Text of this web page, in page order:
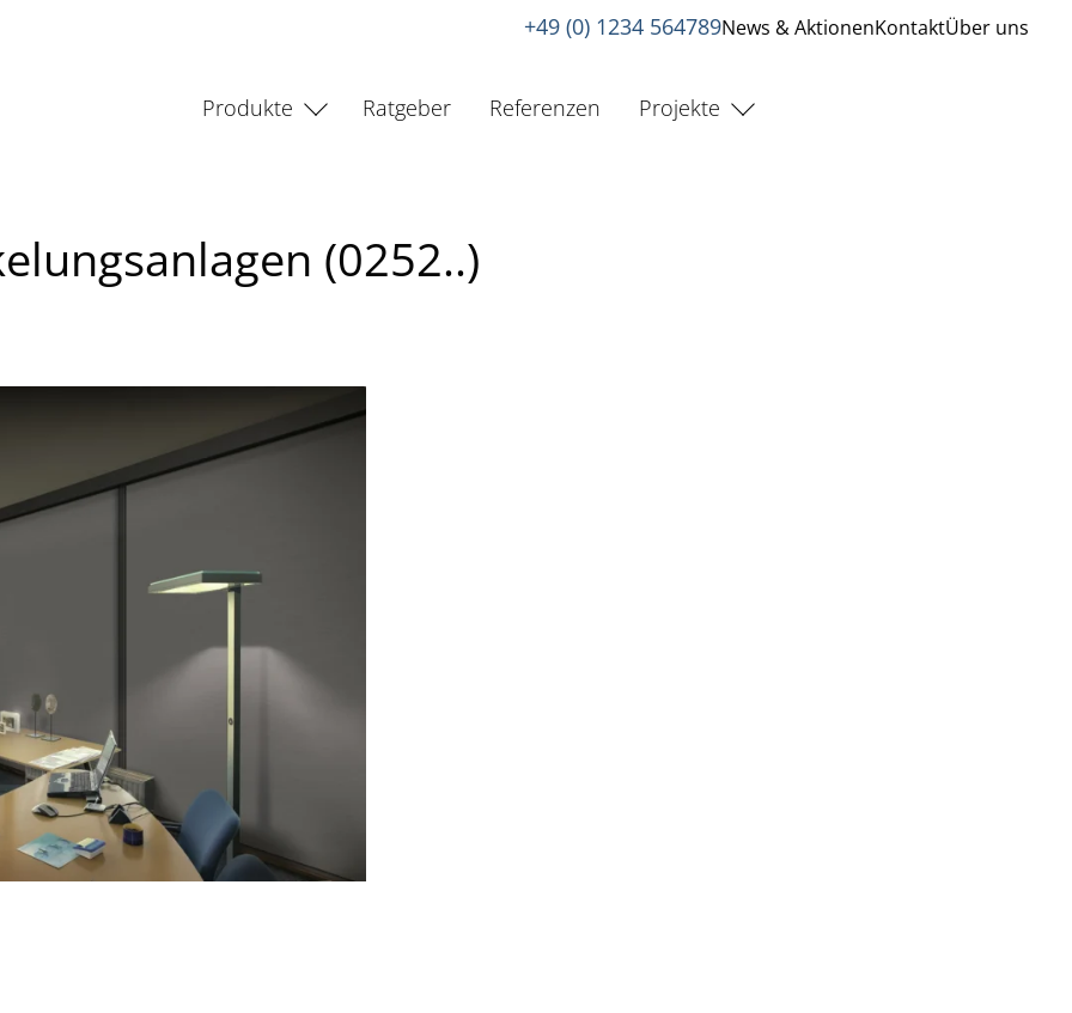
+49 (0) 1234 564789News & AktionenKontaktÜber uns
Produkte Ratgeber Referenzen Projekte
(0252..)